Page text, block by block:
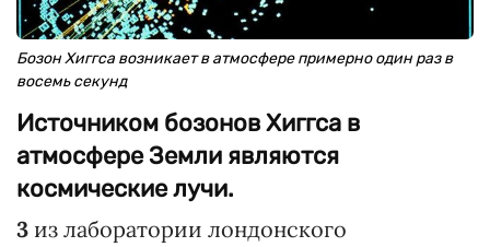
Бозон Хиггса возникает в атмосфере примерно один раз в
восемь секунд
Источником бозонов Хиггса в
атмосфере Земли являются
космические лучи.
3 из лаборатории лондонского